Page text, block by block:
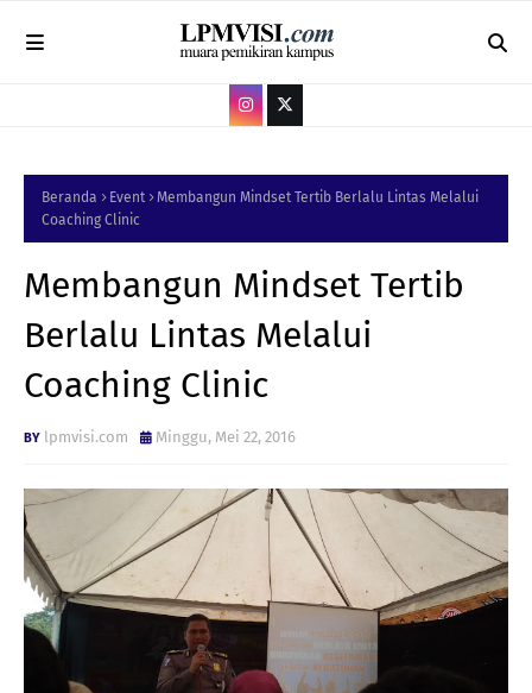
Beranda Event
Membangun Mindset Tertib Berlalu Lintas Melalui
Coaching Clinic
Membangun Mindset Tertib
Berlalu Lintas Melalui
Coaching Clinic
lpmvisi.com Minggu, Mei 22, 2016